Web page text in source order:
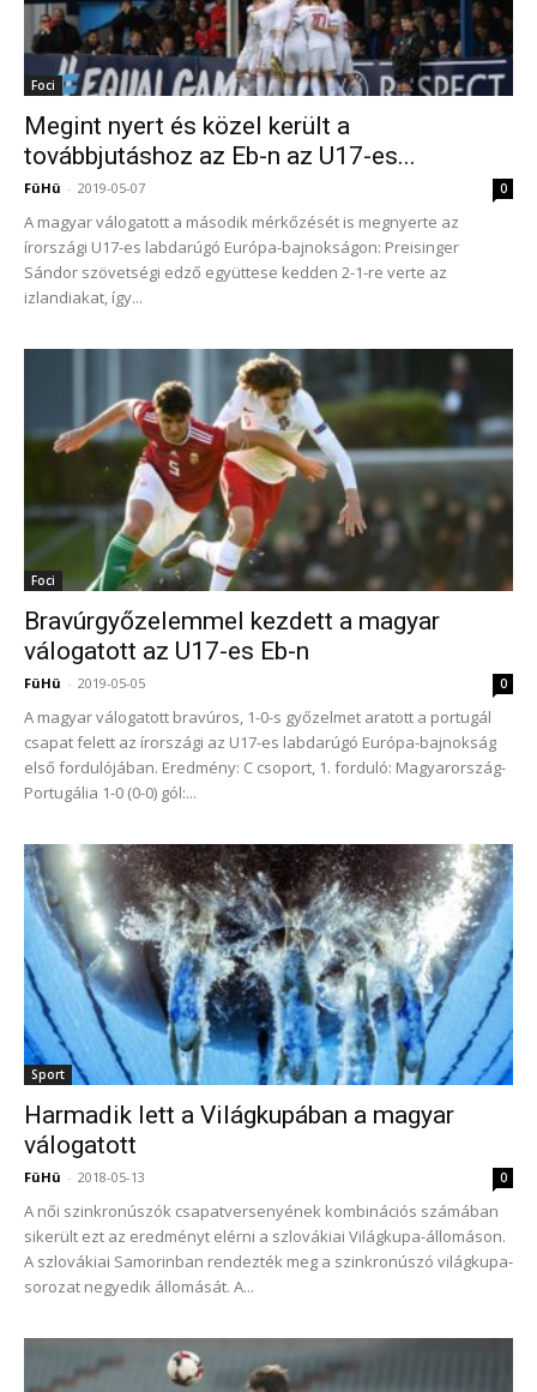
Foci
Megint nyert és közel került a
továbbjutáshoz az Eb-n az U17-es...
FüHü - 2019-05-07 0
A magyar válogatott a második mérkőzését is megnyerte az
írországi U17-es labdarúgó Európa-bajnokságon: Preisinger
Sándor szövetségi edző együttese kedden 2-1-re verte az
izlandiakat, így...
Foci
Bravúrgyőzelemmel kezdett a magyar
válogatott az U17-es Eb-n
FüHü - 2019-05-05 0
A magyar válogatott bravúros, 1-0-s győzelmet aratott a portugál
csapat felett az írországi az U17-es labdarúgó Európa-bajnokság
első fordulójában. Eredmény: C csoport, 1. forduló: Magyarország-
Portugália 1-0 (0-0) gól:...
Sport
Harmadik lett a Világkupában a magyar
válogatott
FüHü - 2018-05-13 0
A női szinkronúszók csapatversenyének kombinációs számában
sikerült ezt az eredményt elérni a szlovákiai Világkupa-állomáson.
A szlovákiai Samorinban rendezték meg a szinkronúszó világkupa-
sorozat negyedik állomását. A...